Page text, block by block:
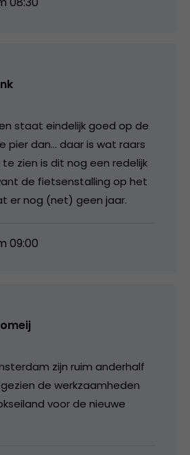
staat eindelijk goed op de
pier dan… daar is wat raars
zien is dit nog een redelijk
de fietsenstalling op het
er nog (net) geen jaar.
09:00
zijn ruim anderhalf
de werkzaamheden
voor de nieuwe